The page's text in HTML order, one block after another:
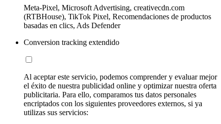
Meta-Pixel, Microsoft Advertising, creativecdn.com
(RTBHouse), TikTok Pixel, Recomendaciones de productos
basadas en clics, Ads Defender
Conversion tracking extendido
Al aceptar este servicio, podemos comprender y evaluar mejor
el éxito de nuestra publicidad online y optimizar nuestra oferta
publicitaria. Para ello, comparamos tus datos personales
encriptados con los siguientes proveedores externos, si ya
utilizas sus servicios: